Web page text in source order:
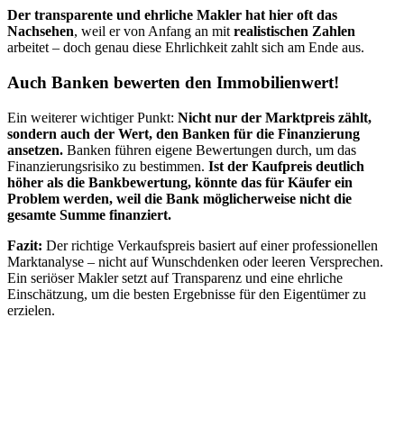
Der transparente und ehrliche Makler hat hier oft das
Nachsehen, weil er von Anfang an mit realistischen Zahlen
arbeitet – doch genau diese Ehrlichkeit zahlt sich am Ende aus.
Auch Banken bewerten den Immobilienwert!
Ein weiterer wichtiger Punkt: Nicht nur der Marktpreis zählt,
sondern auch der Wert, den Banken für die Finanzierung
ansetzen. Banken führen eigene Bewertungen durch, um das
Finanzierungsrisiko zu bestimmen. Ist der Kaufpreis deutlich
höher als die Bankbewertung, könnte das für Käufer ein
Problem werden, weil die Bank möglicherweise nicht die
gesamte Summe finanziert.
Fazit: Der richtige Verkaufspreis basiert auf einer professionellen
Marktanalyse – nicht auf Wunschdenken oder leeren Versprechen.
Ein seriöser Makler setzt auf Transparenz und eine ehrliche
Einschätzung, um die besten Ergebnisse für den Eigentümer zu
erzielen.